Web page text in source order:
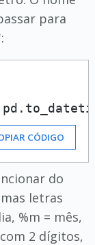
para
CÓDIGO
do
letras
%m = mês,
2 dígitos,